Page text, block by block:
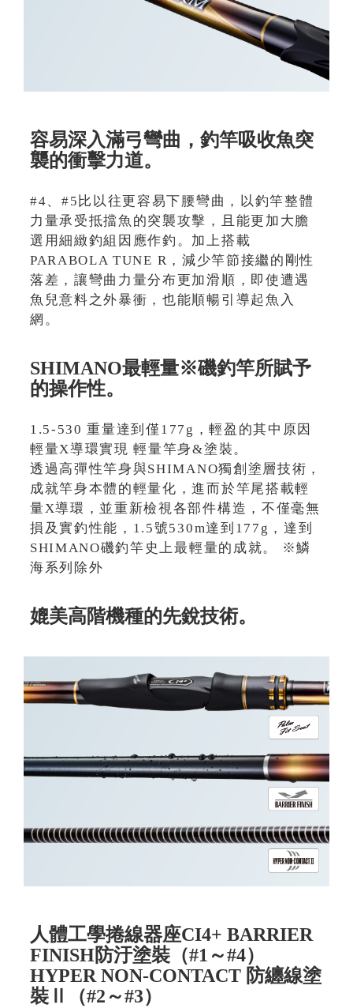
容易深入滿弓彎曲，釣竿吸收魚突
襲的衝擊力道。
#4、#5比以往更容易下腰彎曲，以釣竿整體
力量承受抵擋魚的突襲攻擊，且能更加大膽
選用細緻釣組因應作釣。加上搭載
PARABOLA TUNE R，減少竿節接繼的剛性
落差，讓彎曲力量分布更加滑順，即使遭遇
魚兒意料之外暴衝，也能順暢引導起魚入
網。
SHIMANO最輕量※磯釣竿所賦予
的操作性。
1.5-530 重量達到僅177g，輕盈的其中原因
輕量X導環實現 輕量竿身&塗裝。
透過高彈性竿身與SHIMANO獨創塗層技術，
成就竿身本體的輕量化，進而於竿尾搭載輕
量X導環，並重新檢視各部件構造，不僅毫無
損及實釣性能，1.5號530m達到177g，達到
SHIMANO磯釣竿史上最輕量的成就。 ※鱗
海系列除外
媲美高階機種的先銳技術。
人體工學捲線器座CI4+ BARRIER
FINISH防汙塗裝（#1～#4）
HYPER NON-CONTACT 防纏線塗
裝Ⅱ（#2～#3）